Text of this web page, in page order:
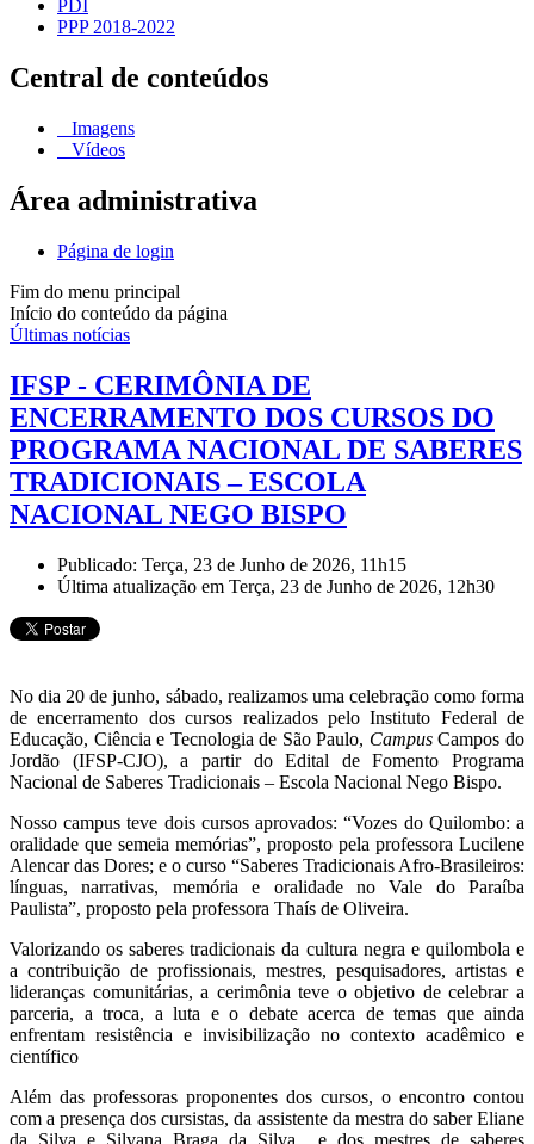
PDI
PPP 2018-2022
Central de conteúdos
Imagens
Vídeos
Área administrativa
Página de login
Fim do menu principal
Início do conteúdo da página
Últimas notícias
IFSP - CERIMÔNIA DE
ENCERRAMENTO DOS CURSOS DO
PROGRAMA NACIONAL DE SABERES
TRADICIONAIS – ESCOLA
NACIONAL NEGO BISPO
Publicado: Terça, 23 de Junho de 2026, 11h15
Última atualização em Terça, 23 de Junho de 2026, 12h30
No dia 20 de junho, sábado, realizamos uma celebração como forma
de encerramento dos cursos realizados pelo Instituto Federal de
Educação, Ciência e Tecnologia de São Paulo, CampusCampos do
Jordão (IFSP-CJO), a partir do Edital de Fomento Programa
Nacional de Saberes Tradicionais – Escola Nacional Nego Bispo.
Nosso campus teve dois cursos aprovados: “Vozes do Quilombo: a
oralidade que semeia memórias”, proposto pela professora Lucilene
Alencar das Dores; e o curso “Saberes Tradicionais Afro-Brasileiros:
línguas, narrativas, memória e oralidade no Vale do Paraíba
Paulista”, proposto pela professora Thaís de Oliveira.
Valorizando os saberes tradicionais da cultura negra e quilombola e
a contribuição de profissionais, mestres, pesquisadores, artistas e
lideranças comunitárias, a cerimônia teve o objetivo de celebrar a
parceria, a troca, a luta e o debate acerca de temas que ainda
enfrentam resistência e invisibilização no contexto acadêmico e
científico
Além das professoras proponentes dos cursos, o encontro contou
com a presença dos cursistas, da assistente da mestra do saber Eliane
da Silva e Silvana Braga da Silva e dos mestres de saberes